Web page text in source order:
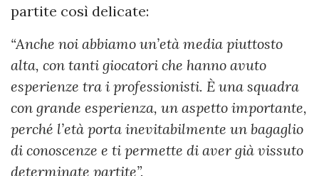
partite così delicate:
“Anche noi abbiamo un’età media piuttosto
alta, con tanti giocatori che hanno avuto
esperienze tra i professionisti. È una squadra
con grande esperienza, un aspetto importante,
perché l’età porta inevitabilmente un bagaglio
di conoscenze e ti permette di aver già vissuto
determinate partite”.